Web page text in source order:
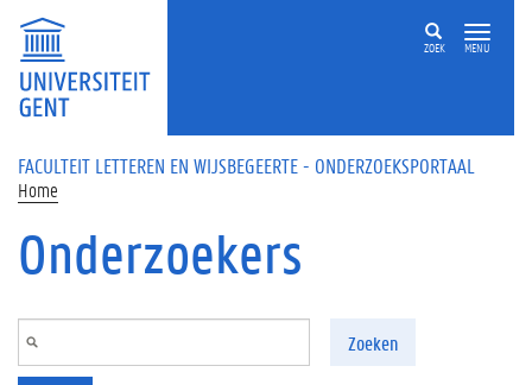
Overslaan en naar de inhoud gaan
ZOEK MENU
FACULTEIT LETTEREN EN WIJSBEGEERTE - ONDERZOEKSPORTAAL
Home
Onderzoekers
Zoeken